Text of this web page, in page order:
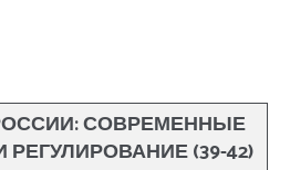
СОВРЕМЕННЫЕ
(39-42)